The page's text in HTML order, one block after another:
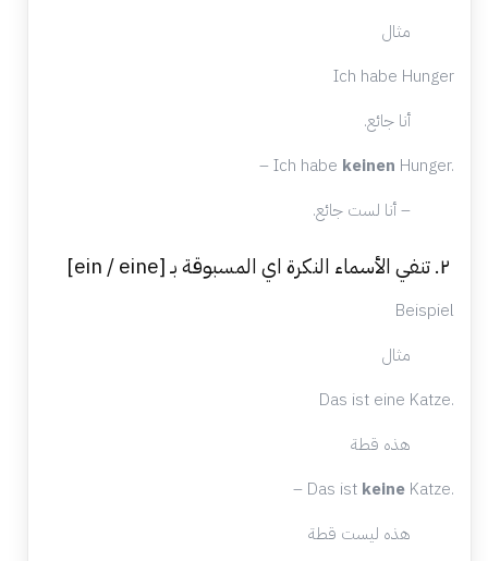
مثال
Ich habe Hunger
أنا جائع.
– Ich habe keinen Hunger.
– أنا لست جائع.
Beispiel
مثال
Das ist eine Katze.
هذه قطة
– Das ist keine Katze.
هذه ليست قطة